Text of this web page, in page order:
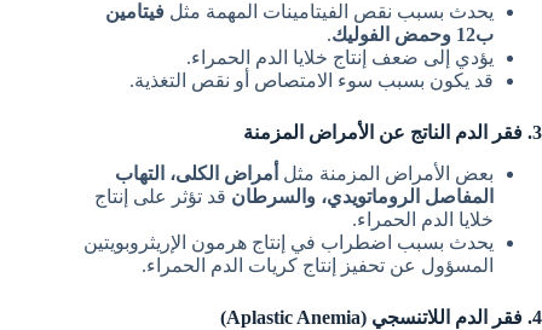
يحدث بسبب نقص الفيتامينات المهمة مثل فيتامين
ب12 وحمض الفوليك
.
يؤدي إلى ضعف إنتاج خلايا الدم الحمراء.
قد يكون بسبب سوء الامتصاص أو نقص التغذية.
3. فقر الدم الناتج عن الأمراض المزمنة
بعض الأمراض المزمنة مثل أمراض الكلى، التهاب
المفاصل الروماتويدي، والسرطان قد تؤثر على إنتاج
خلايا الدم الحمراء.
يحدث بسبب اضطراب في إنتاج هرمون الإريثروبويتين
المسؤول عن تحفيز إنتاج كريات الدم الحمراء.
4. فقر الدم اللاتنسجي (Aplastic Anemia)